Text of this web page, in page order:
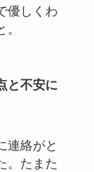
優しくわ
と不安に
連絡がと
。たまた